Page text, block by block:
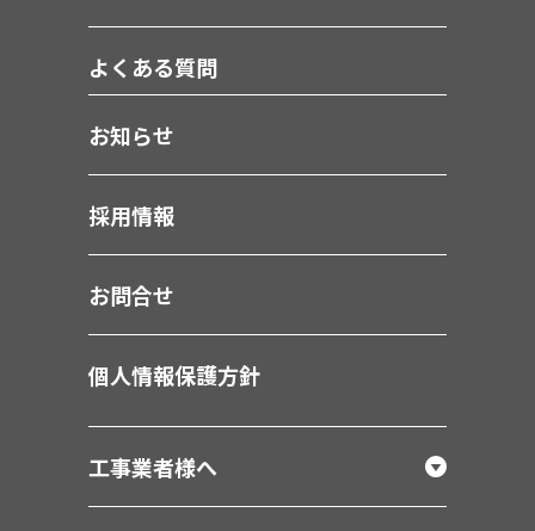
よくある質問
お知らせ
採用情報
お問合せ
個人情報保護方針
工事業者様へ